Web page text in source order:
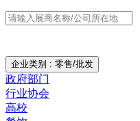
企业类别 : 零售/批发
政府部门
行业协会
高校